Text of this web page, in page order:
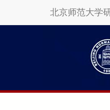
北京师范大学